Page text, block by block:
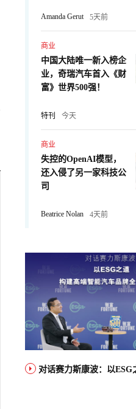
Amanda Gerut 5天前
商业
中国大陆唯一新入榜企
业，奇瑞汽车首入《财
富》世界500强！
特刊 今天
商业
失控的OpenAI模型，
还入侵了另一家科技公
司
Beatrice Nolan 4天前